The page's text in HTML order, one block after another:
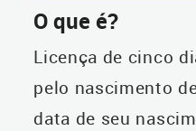
O que é?
Licença de cinco
pelo nascimento
data de seu